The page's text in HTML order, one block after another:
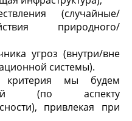
(случайные/
природного/
угроз (внутри/вне
системы).
критерия мы будем
(по аспекту
привлекая при